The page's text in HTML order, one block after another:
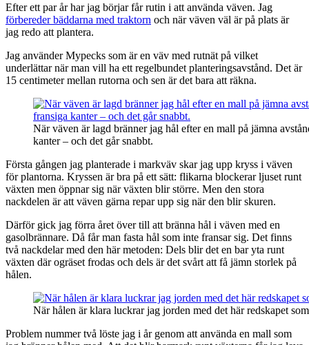
Efter ett par år har jag börjar får rutin i att använda väven. Jag
förbereder bäddarna med traktorn och när väven väl är på plats är
jag redo att plantera.
Jag använder Mypecks som är en väv med rutnät på vilket
underlättar när man vill ha ett regelbundet planteringsavstånd. Det är
15 centimeter mellan rutorna och sen är det bara att räkna.
När väven är lagd bränner jag hål efter en mall på jämna
kanter – och det går snabbt.
Första gången jag planterade i markväv skar jag upp kryss i väven
för plantorna. Kryssen är bra på ett sätt: flikarna blockerar ljuset runt
växten men öppnar sig när växten blir större. Men den stora
nackdelen är att väven gärna repar upp sig när den blir skuren.
Därför gick jag förra året över till att bränna hål i väven med en
gasolbrännare. Då får man fasta hål som inte fransar sig. Det finns
två nackdelar med den här metoden: Dels blir det en bar yta runt
växten där ogräset frodas och dels är det svårt att få jämn storlek på
hålen.
När hålen är klara luckrar jag jorden med det här redskapet
Problem nummer två löste jag i år genom att använda en mall som